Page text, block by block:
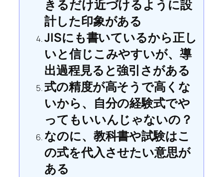
きるだけ近づけるように設
計した印象がある
JISにも書いているから正し
いと信じこみやすいが、導
出過程見ると強引さがある
式の精度が高そうで高くな
いから、自分の経験式でや
ってもいいんじゃないの？
なのに、教科書や試験はこ
の式を代入させたい意思が
ある